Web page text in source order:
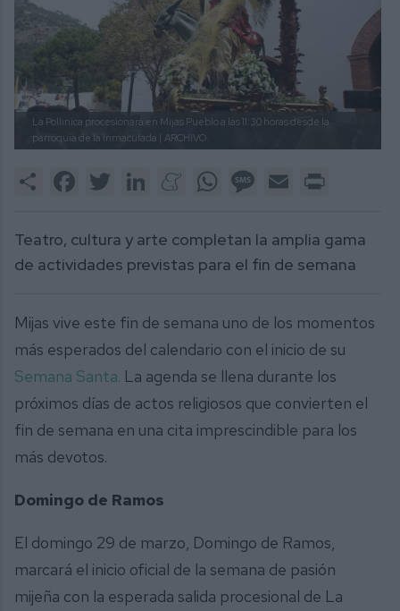
La Pollinica procesionará en Mijas Pueblo a las 11:30 horas desde la
parroquia de la Inmaculada | ARCHIVO.
Share FacebookTwitter LinkedInMeneameWhatsAppMessage
Email
Teatro, cultura y arte completan la amplia gama
de actividades previstas para el fin de semana
Mijas vive este fin de semana uno de los momentos
más esperados del calendario con el inicio de su
Semana Santa. La agenda se llena durante los
próximos días de actos religiosos que convierten el
fin de semana en una cita imprescindible para los
más devotos.
Domingo de Ramos
El domingo 29 de marzo, Domingo de Ramos,
marcará el inicio oficial de la semana de pasión
mijeña con la esperada salida procesional de La